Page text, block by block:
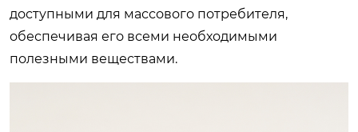
доступными для массового потребителя,
обеспечивая его всеми необходимыми
полезными веществами.